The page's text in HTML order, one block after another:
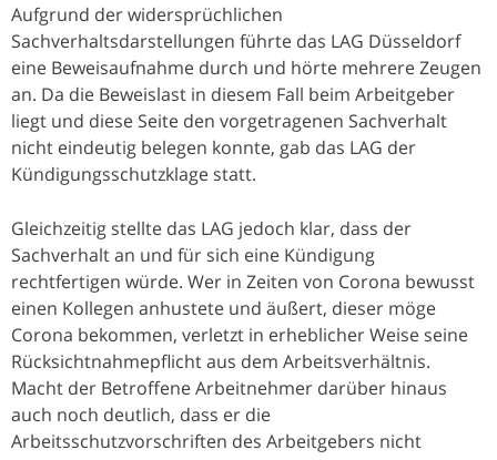
Aufgrund der widersprüchlichen
Sachverhaltsdarstellungen führte das LAG Düsseldorf
eine Beweisaufnahme durch und hörte mehrere Zeugen
an. Da die Beweislast in diesem Fall beim Arbeitgeber
liegt und diese Seite den vorgetragenen Sachverhalt
nicht eindeutig belegen konnte, gab das LAG der
Kündigungsschutzklage statt.
Gleichzeitig stellte das LAG jedoch klar, dass der
Sachverhalt an und für sich eine Kündigung
rechtfertigen würde. Wer in Zeiten von Corona bewusst
einen Kollegen anhustete und äußert, dieser möge
Corona bekommen, verletzt in erheblicher Weise seine
Rücksichtnahmepflicht aus dem Arbeitsverhältnis.
Macht der Betroffene Arbeitnehmer darüber hinaus
auch noch deutlich, dass er die
Arbeitsschutzvorschriften des Arbeitgebers nicht